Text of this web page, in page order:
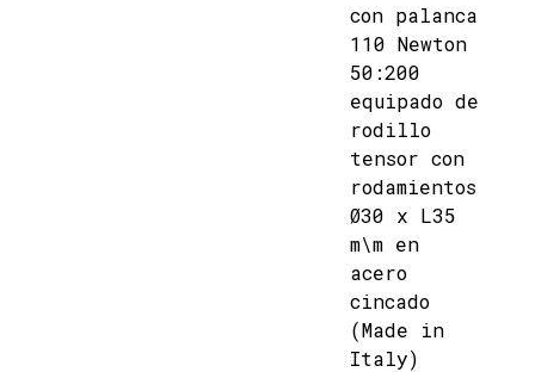
con palanca
110 Newton
50:200
equipado de
rodillo
tensor con
rodamientos
Ø30 x L35
m\m en
acero
cincado
(Made in
Italy)